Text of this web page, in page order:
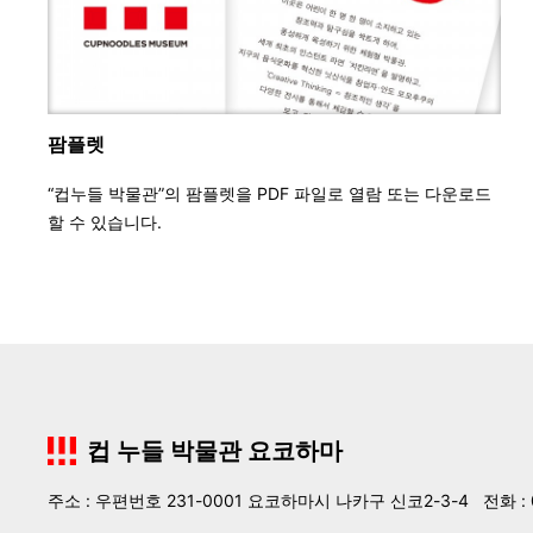
팜플렛
“컵누들 박물관”의 팜플렛을 PDF 파일로 열람 또는 다운로드
할 수 있습니다.
컵 누들 박물관 요코하마
주소 : 우편번호 231-0001 요코하마시 나카구 신코2-3-4 전화